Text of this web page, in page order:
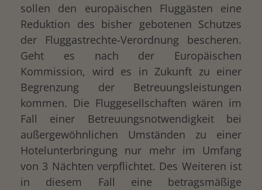
sollen den europäischen Fluggästen eine
Reduktion des bisher gebotenen Schutzes
der Fluggastrechte-Verordnung bescheren.
Geht es nach der Europäischen
Kommission, wird es in Zukunft zu einer
Begrenzung der Betreuungsleistungen
kommen. Die Fluggesellschaften wären im
Fall einer Betreuungsnotwendigkeit bei
außergewöhnlichen Umständen zu einer
Hotelunterbringung nur mehr im Umfang
von 3 Nächten verpflichtet. Des Weiteren ist
in diesem Fall eine betragsmäßige